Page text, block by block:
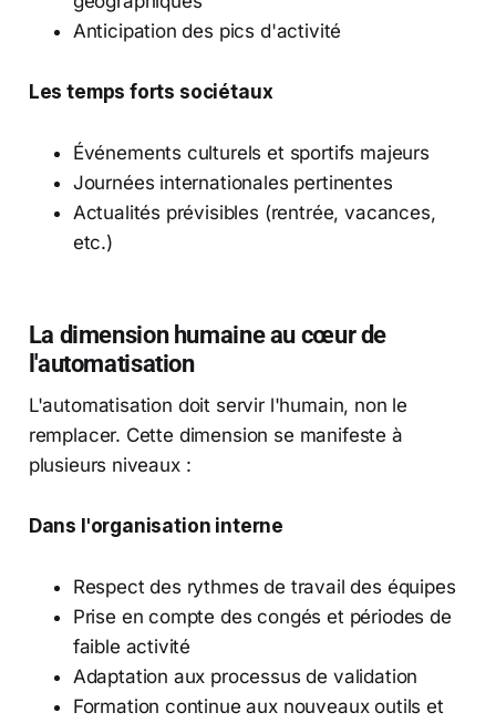
Anticipation des pics d'activité
Les temps forts sociétaux
Événements culturels et sportifs majeurs
Journées internationales pertinentes
Actualités prévisibles (rentrée, vacances,
etc.)
La dimension humaine au cœur de
l'automatisation
L'automatisation doit servir l'humain, non le
remplacer. Cette dimension se manifeste à
plusieurs niveaux :
Dans l'organisation interne
Respect des rythmes de travail des équipes
Prise en compte des congés et périodes de
faible activité
Adaptation aux processus de validation
Formation continue aux nouveaux outils et